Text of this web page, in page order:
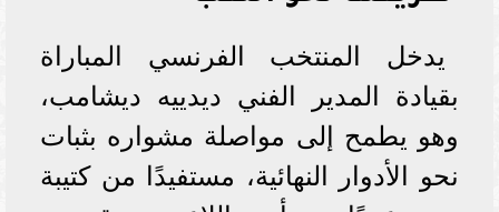
يدخل المنتخب الفرنسي المباراة
بقيادة المدير الفني ديدييه ديشامب،
وهو يطمح إلى مواصلة مشواره بثبات
نحو الأدوار النهائية، مستفيدًا من كتيبة